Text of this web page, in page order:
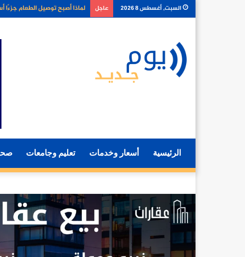
السبت, أغسطس 8 2026 عاجل كيف تغير أدوات الذكاء
الرئيسية أسعار وخدمات تعليم وجامعات